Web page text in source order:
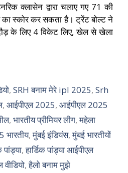
क्लासेन द्वारा चलाए गए 71 की
का स्कोर कर सकता है। ट्रेंट बोल्ट ने
के लिए 4 विकेट लिए, खेल से खेला
,SRH बनाम मेरे ipl 2025,Srh
, आईपीएल 2025, आईपीएल 2025
, भारतीय प्रीमियर लीग,महेला
भारतीय,मुंबई इंडियंस,मुंबई भारतीयों
पांड्या,हार्डिक पांड्या आईपीएल
वीडियो,हैलो बनाम मुझे